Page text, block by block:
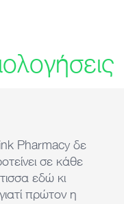
arrow keys or the
Pharmacy δε
σε κάθε
εδώ κι
πρώτον η